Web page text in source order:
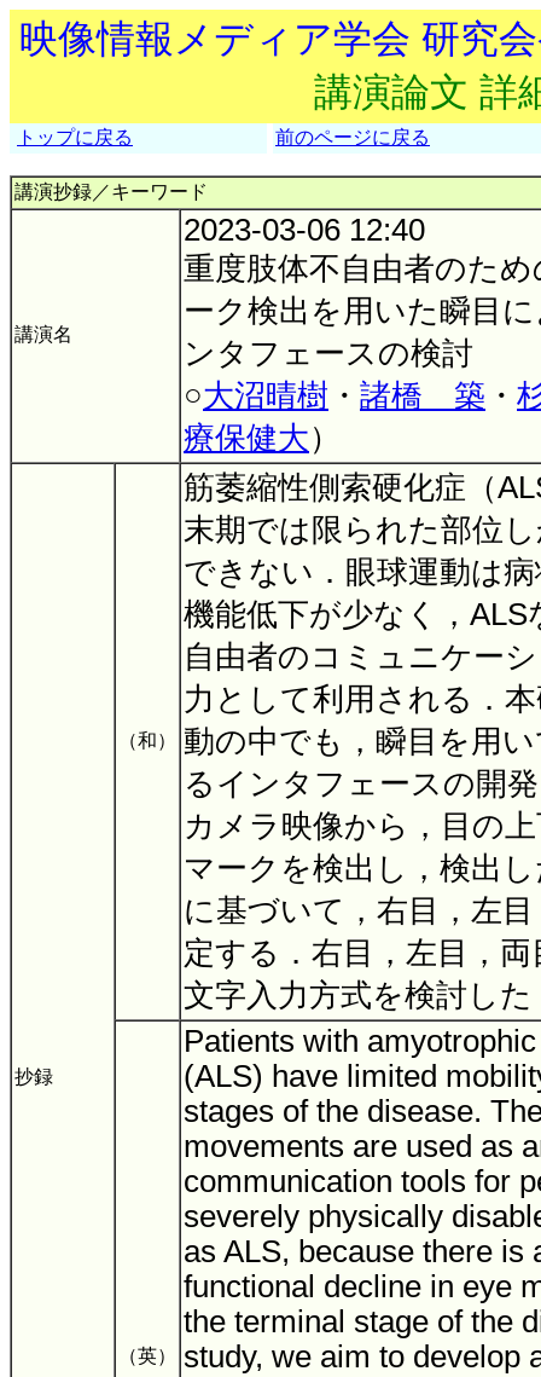
映像情報メディア学会 研究
講演論文 詳
トップに戻る 前のページに戻る
講演抄録／キーワード
講演名
2023-03-06 12:40
重度肢体不自由者のた
ーク検出を用いた瞬目
ンタフェースの検討
○大沼晴樹 ・ 諸橋 築 ・
療保健大）
抄録
（和）
筋萎縮性側索硬化症（
末期では限られた部位
できない．眼球運動は
機能低下が少なく，ALS
自由者のコミュニケー
力として利用される．
動の中でも，瞬目を用
るインタフェースの開
カメラ映像から，目の
マークを検出し，検出
に基づいて，右目，左
定する．右目，左目，
文字入力方式を検討し
（英）
Patients with
(ALS) have limited
stages of the disease.
movements are used as
communication tools for
severely physically
as ALS, because there is
functional decline in eye
the terminal stage of the
study, we aim to develop